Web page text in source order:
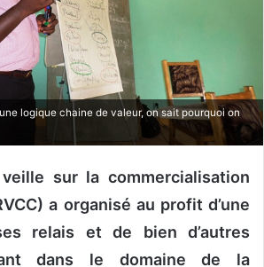
logique chaine de valeur, on sait pourquoi on
sur la commercialisation
a organisé au profit d’une
relais et de bien d’autres
dans le domaine de la